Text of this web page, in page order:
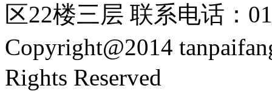
区22楼三层 联系电话：
Copyright@2014
Rights Reserved